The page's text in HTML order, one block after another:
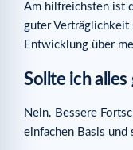
Am hilfreichsten ist
guter Verträglichkeit
Entwicklung über
Sollte ich
Nein. Bessere
einfachen Basis und